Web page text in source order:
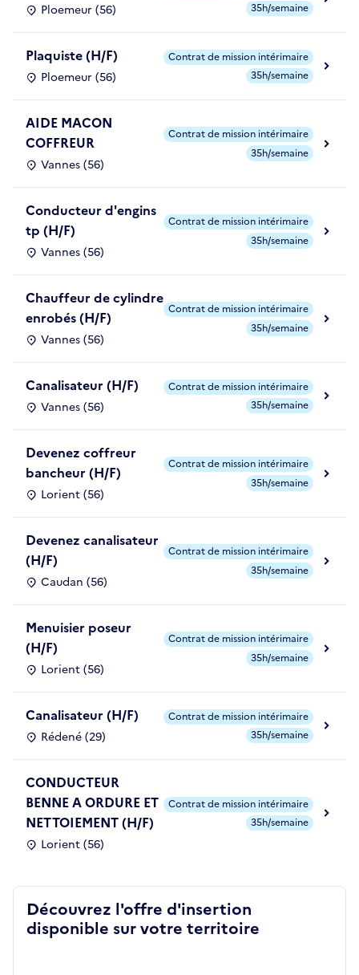
Ploemeur (56)
35h/semaine
Plaquiste (H/F)
Ploemeur (56)
Contrat de mission intérimaire
35h/semaine
AIDE MACON
COFFREUR
Vannes (56)
Contrat de mission intérimaire
35h/semaine
Conducteur d'engins
tp (H/F)
Vannes (56)
Contrat de mission intérimaire
35h/semaine
Chauffeur de cylindre
enrobés (H/F)
Vannes (56)
Contrat de mission intérimaire
35h/semaine
Canalisateur (H/F)
Vannes (56)
Contrat de mission intérimaire
35h/semaine
Devenez coffreur
bancheur (H/F)
Lorient (56)
Contrat de mission intérimaire
35h/semaine
Devenez canalisateur
(H/F)
Caudan (56)
Contrat de mission intérimaire
35h/semaine
Menuisier poseur
(H/F)
Lorient (56)
Contrat de mission intérimaire
35h/semaine
Canalisateur (H/F)
Rédené (29)
Contrat de mission intérimaire
35h/semaine
CONDUCTEUR
BENNE A ORDURE ET
NETTOIEMENT (H/F)
Lorient (56)
Contrat de mission intérimaire
35h/semaine
Découvrez l'offre d'insertion
disponible sur votre territoire